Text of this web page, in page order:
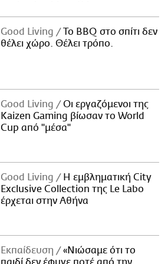
Good Living
Το BBQ στο σπίτι δεν
θέλει χώρο. Θέλει τρόπο.
Good Living
Οι εργαζόμενοι της
Kaizen Gaming βίωσαν το World
Cup από "μέσα"
Good Living
Η εμβληματική City
Exclusive Collection της Le Labo
έρχεται στην Αθήνα
Εκπαίδευση
«Νιώσαμε ότι το